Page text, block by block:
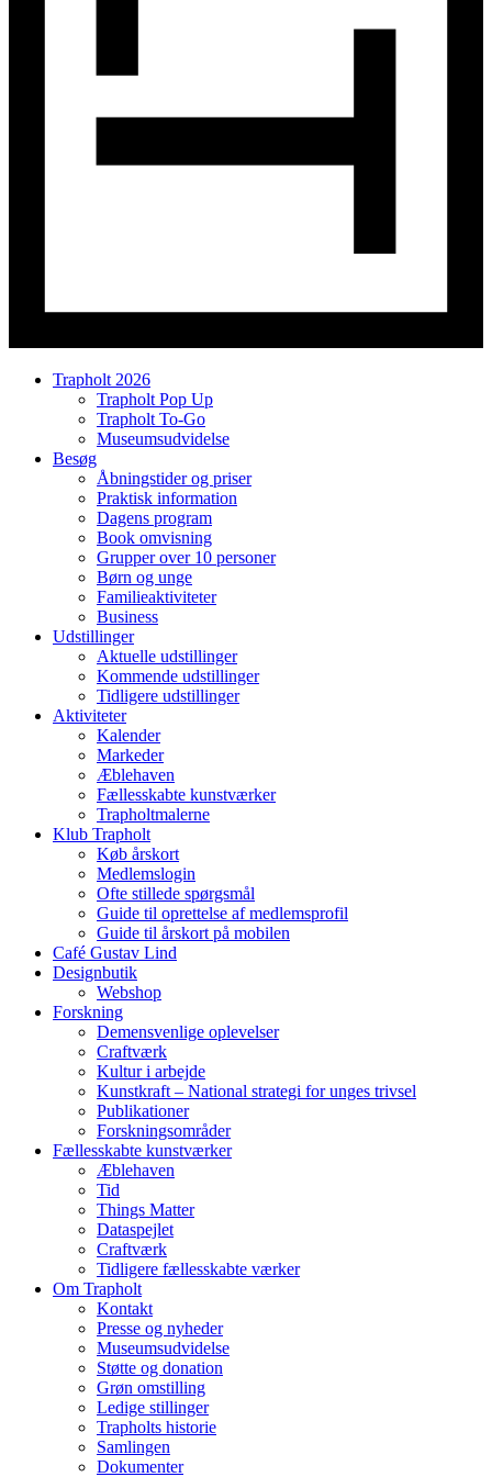
Trapholt 2026
Trapholt Pop Up
Trapholt To-Go
Museumsudvidelse
Besøg
Åbningstider og priser
Praktisk information
Dagens program
Book omvisning
Grupper over 10 personer
Børn og unge
Familieaktiviteter
Business
Udstillinger
Aktuelle udstillinger
Kommende udstillinger
Tidligere udstillinger
Aktiviteter
Kalender
Markeder
Æblehaven
Fællesskabte kunstværker
Trapholtmalerne
Klub Trapholt
Køb årskort
Medlemslogin
Ofte stillede spørgsmål
Guide til oprettelse af medlemsprofil
Guide til årskort på mobilen
Café Gustav Lind
Designbutik
Webshop
Forskning
Demensvenlige oplevelser
Craftværk
Kultur i arbejde
Kunstkraft – National strategi for unges trivsel
Publikationer
Forskningsområder
Fællesskabte kunstværker
Æblehaven
Tid
Things Matter
Dataspejlet
Craftværk
Tidligere fællesskabte værker
Om Trapholt
Kontakt
Presse og nyheder
Museumsudvidelse
Støtte og donation
Grøn omstilling
Ledige stillinger
Trapholts historie
Samlingen
Dokumenter